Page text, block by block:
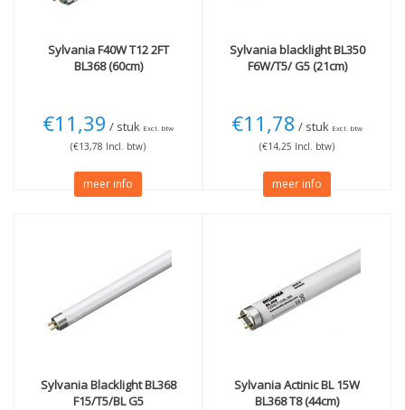
40W(1)
30cm(1)
44cm(1)
SylvaniaF40W T12 2FT
BL368 (60cm)
€11,39 / stuk Excl. btw
(€13,78 Incl. btw)
meer info
Sylvaniablacklight BL350
F6W/T5/ G5 (21cm)
€11,78 / stuk Excl. btw
(€14,25 Incl. btw)
meer info
SylvaniaBlacklight BL368
F15/T5/BL G5
SylvaniaActinic BL 15W
BL368 T8 (44cm)